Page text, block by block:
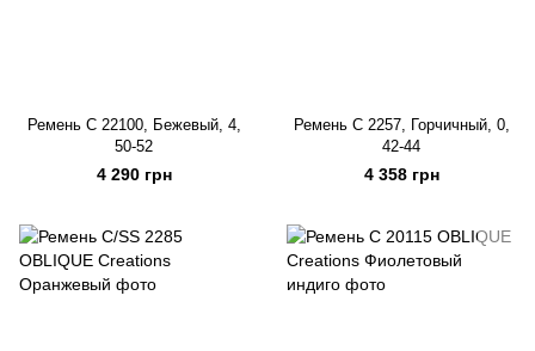
Ремень C 22100, Бежевый, 4,
50-52
4 290 грн
Ремень C 2257, Горчичный, 0,
42-44
4 358 грн